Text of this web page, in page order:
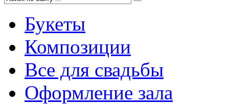
Букеты
Композиции
Все для свадьбы
Оформление зала